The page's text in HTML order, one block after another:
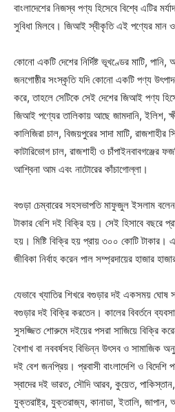
বাংলাদেশের নিজস্ব পণ্য হিসেবে বিশ্বে এটির
সুবিধা মিলবে। জিআই স্বীকৃতি এই পণ্যের মান ও
কোনো একটি দেশের নির্দিষ্ট ভূখণ্ডের মাটি, পানি,
জনগোষ্ঠীর সংস্কৃতি যদি কোনো একটি পণ্য
করে, তাহলে সেটিকে সেই দেশের জিআই পণ্য
জিআই পণ্যের তালিকায় আছে জামদানি, ইলিশ,
কালিজিরা চাল, বিজয়পুরের সাদা মাটি, রাজশাহীর
কাটারিভোগ চাল, রাজশাহী ও চাঁপাইনবাবগঞ্জের
আশ্বিনা আম এবং নাটোরের কাঁচাগোল্লা।
বগুড়া চেম্বারের সহসভাপতি মাফুজুল ইসলাম
টাকার বেশি দই বিক্রি হয়। সেই হিসাবে বছরে
হয়। মিষ্টি বিক্রি হয় প্রায় ৩০০ কোটি টাকার। এ
জীবিকা নির্বাহ করেন পাল সম্প্রদায়ের হাজার
যেভাবে খ্যাতির শিখরে বগুড়ার দই একসময় ঘোষ
বগুড়ার দই বিক্রি করতেন। কালের বিবর্তনে
সুসজ্জিত শোরুমে দইয়ের পসরা সাজিয়ে বিক্রি
বৈশাখ বা নববর্ষসহ বিভিন্ন উৎসব ও সামাজিক
দই বেশ জনপ্রিয়। প্রবাসী বাংলাদেশি ও বিদেশি
স্বাদের দই ভারত, সৌদি আরব, কুয়েত, পাকিস্তান,
যুক্তরাষ্ট্র, যুক্তরাজ্য, কানাডা, ইতালি, জাপান,